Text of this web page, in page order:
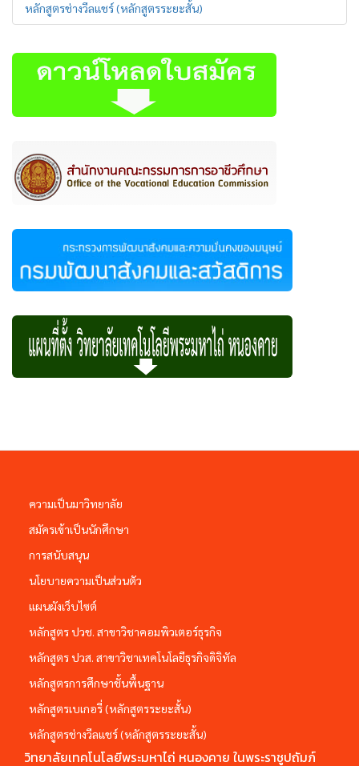
หลักสูตรช่างวีลแชร์ (หลักสูตรระยะสั้น)
ความเป็นมาวิทยาลัย
สมัครเข้าเป็นนักศึกษา
การสนับสนุน
นโยบายความเป็นส่วนตัว
แผนผังเว็บไซต์
หลักสูตร ปวช. สาขาวิชาคอมพิวเตอร์ธุรกิจ
หลักสูตร ปวส. สาขาวิชาเทคโนโลยีธุรกิจดิจิทัล
หลักสูตรการศึกษาชั้นพื้นฐาน
หลักสูตรเบเกอรี่ (หลักสูตรระยะสั้น)
หลักสูตรช่างวีลแชร์ (หลักสูตรระยะสั้น)
วิทยาลัยเทคโนโลยีพระมหาไถ่ หนองคาย ในพระราชูปถัมภ์